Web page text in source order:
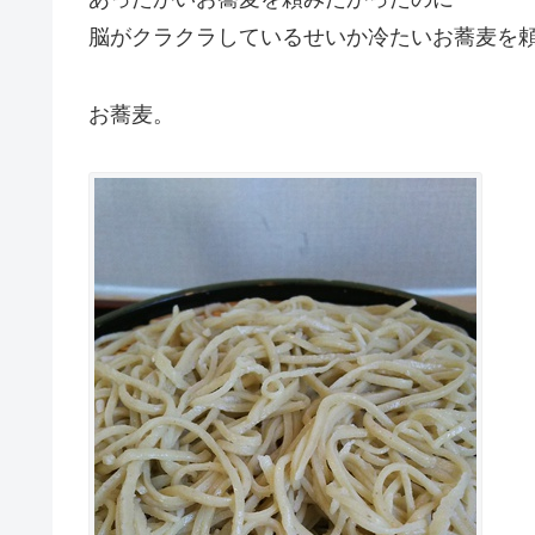
脳がクラクラしているせいか冷たいお蕎麦を
お蕎麦。